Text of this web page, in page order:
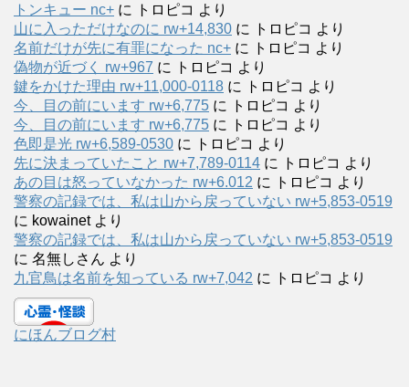
トンキュー nc+ に トロピコ より
山に入っただけなのに rw+14,830 に トロピコ より
名前だけが先に有罪になった nc+ に トロピコ より
偽物が近づく rw+967 に トロピコ より
鍵をかけた理由 rw+11,000-0118 に トロピコ より
今、目の前にいます rw+6,775 に トロピコ より
今、目の前にいます rw+6,775 に トロピコ より
色即是光 rw+6,589-0530 に トロピコ より
先に決まっていたこと rw+7,789-0114 に トロピコ より
あの目は怒っていなかった rw+6.012 に トロピコ より
警察の記録では、私は山から戻っていない rw+5,853-0519
に kowainetより
警察の記録では、私は山から戻っていない rw+5,853-0519
に 名無しさん より
九官鳥は名前を知っている rw+7,042 に トロピコ より
にほんブログ村